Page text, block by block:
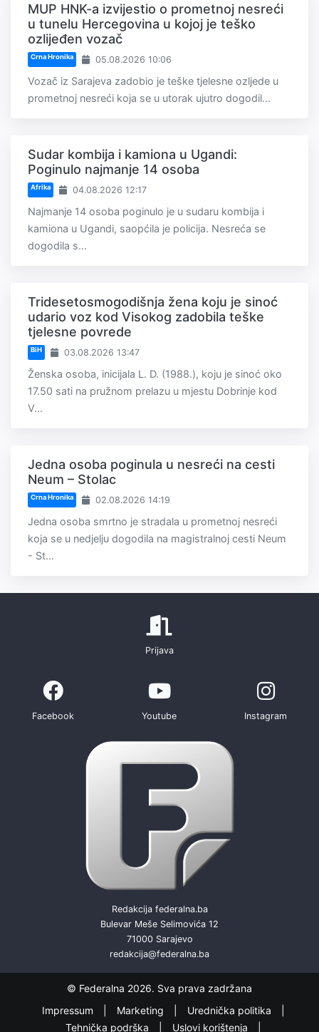
MUP HNK-a izvijestio o prometnoj nesreći
u tunelu Hercegovina u kojoj je teško
ozlijeđen vozač
Crna Hronika 05.08.2026 10:06
Vozač iz Sarajeva zadobio je teške tjelesne ozljede u
prometnoj nesreći koja se u utorak ujutro dogodil...
Sudar kombija i kamiona u Ugandi:
Poginulo najmanje 14 osoba
Afrika 04.08.2026 12:17
Najmanje 14 osoba poginulo je u sudaru kombija i
kamiona u Ugandi, saopćila je policija. Nesreća se
dogodila s...
Tridesetosmogodišnja žena koju je sinoć
udario voz kod Visokog zadobila teške
tjelesne povrede
BiH 03.08.2026 13:47
Ženska osoba, inicijala L. D. (1988.), koju je sinoć oko
17.50 sati na pružnom prelazu u mjestu Dobrinje kod
V...
Jedna osoba poginula u nesreći na cesti
Neum – Stolac
Crna Hronika 02.08.2026 14:19
Jedna osoba smrtno je stradala u prometnoj nesreći
koja se u nedjelju dogodila na magistralnoj cesti Neum
- St...
Prijava
Facebook Youtube Instagram
Redakcija federalna.ba
Bulevar Meše Selimovića 12
71000 Sarajevo
redakcija@federalna.ba
© Federalna 2026. Sva prava zadržana
Impressum
Marketing
Urednička politika
Tehnička podrška
Uslovi korištenja